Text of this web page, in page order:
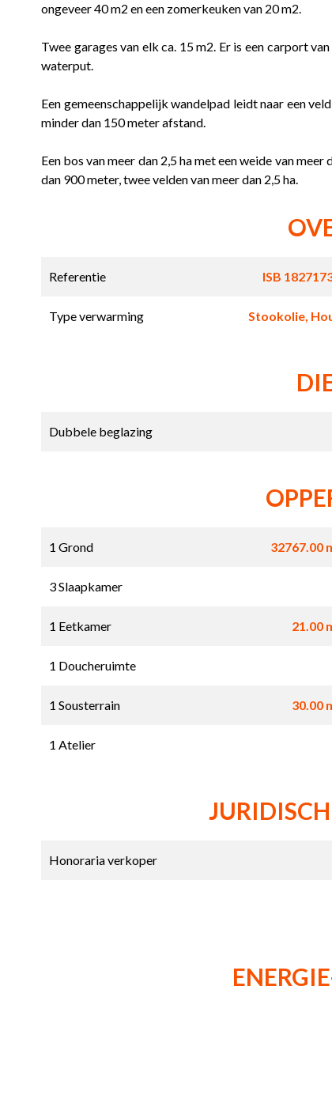
ongeveer 40 m2 en een zomerkeuken van 20 m2.
Twee garages van elk ca. 15 m2. Er is een carport
waterput.
Een gemeenschappelijk wandelpad leidt naar een
minder dan 150 meter afstand.
Een bos van meer dan 2,5 ha met een weide van
dan 900 meter, twee velden van meer dan 2,5 ha.
Referentie ISB
Type verwarming Stookolie,
Dubbele beglazing
1 Grond 32767.00
3 Slaapkamer
1 Eetkamer 21.00
1 Doucheruimte
1 Sousterrain 30.00
1 Atelier
Honoraria verkoper